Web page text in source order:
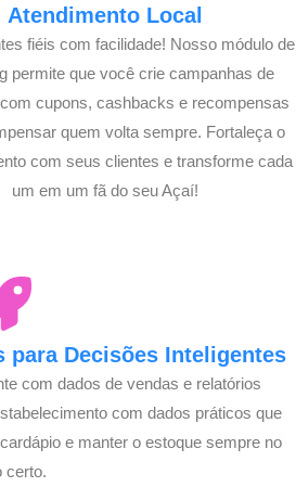
Atendimento Local
fiéis com facilidade! Nosso módulo de
permite que você crie campanhas de
cupons, cashbacks e recompensas
quem volta sempre. Fortaleça o
com seus clientes e transforme cada
um em um fã do seu Açaí!
para Decisões Inteligentes
com dados de vendas e relatórios
com dados práticos que
e manter o estoque sempre no
certo.